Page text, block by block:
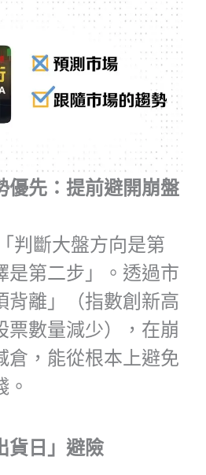
優先：提前避開崩盤
判斷大盤方向是第
是第二步」。透過市
背離」（指數創新高
票數量減少），在崩
倉，能從根本上避免
貨日」避險